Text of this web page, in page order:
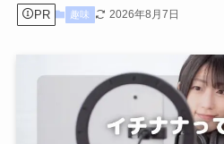
PR 趣味 2026年8月7日